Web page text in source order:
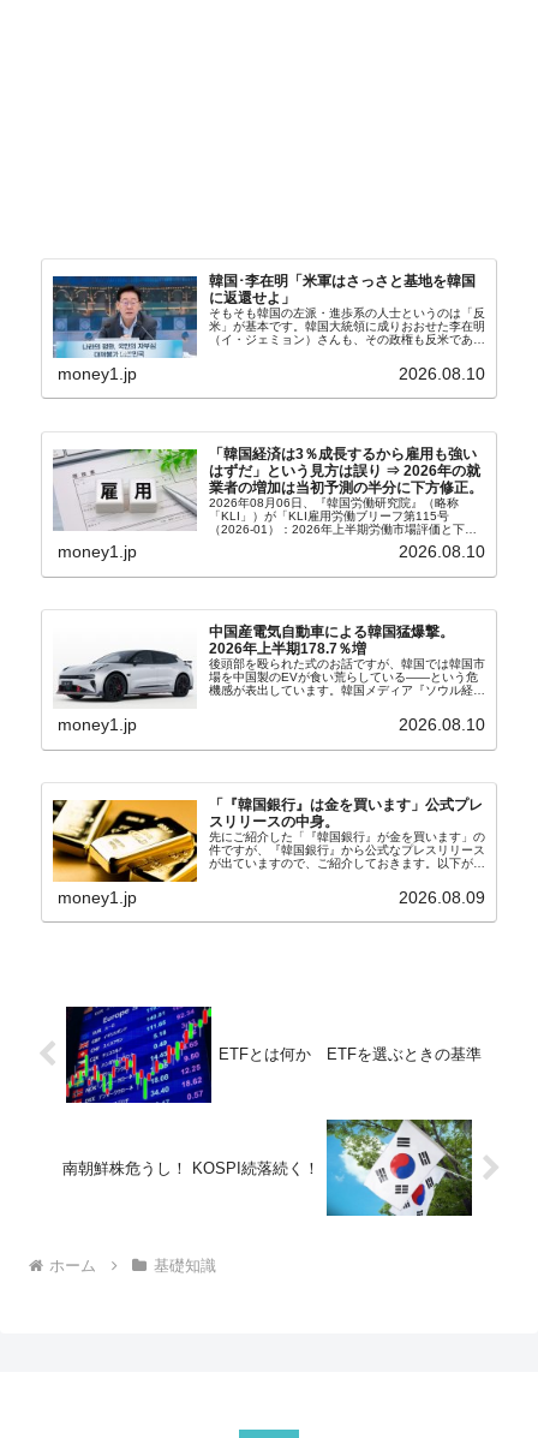
韓国･李在明「米軍はさっさと基地を韓国
に返還せよ」
そもそも韓国の左派・進歩系の人士というのは「反
米」が基本です。韓国大統領に成りおおせた李在明
（イ・ジェミョン）さんも、その政権も反米であ
（アン・ギュベク）さんが国防部長（長官）を努め
money1.jp 2026.08.10
「韓国経済は3％成長するから雇用も強い
はずだ」という見方は誤り ⇒ 2026年の就
業者の増加は当初予測の半分に下方修正。
2026年08月06日、『韓国労働研究院』（略称
「KLI」）が「KLI雇用労働ブリーフ第115号
（2026-01）：2026年上半期労働市場評価と下半
度もご紹介していますが、政府が何よりも大...
money1.jp 2026.08.10
中国産電気自動車による韓国猛爆撃。
2026年上半期178.7％増
後頭部を殴られた式のお話ですが、韓国では韓国市
場を中国製のEVが食い荒らしている――という危
機感が表出しています。韓国メディア『ソウル経
ルは「中国EVの大攻勢…東風もプジョーと手を組
money1.jp 2026.08.10
「『韓国銀行』は金を買います」公式プレ
スリリースの中身。
先にご紹介した「『韓国銀行』が金を買います」の
件ですが、『韓国銀行』から公式なプレスリリース
が出ていますので、ご紹介しておきます。以下が全
れ協力体制を構築□『韓国銀行』は、国内生産金の
money1.jp 2026.08.09
ETFとは何か ETFを選ぶときの基準
南朝鮮株危うし！ KOSPI続落続く！
ホーム 基礎知識